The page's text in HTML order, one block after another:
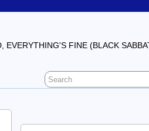
EVERYTHING'S FINE (BLACK